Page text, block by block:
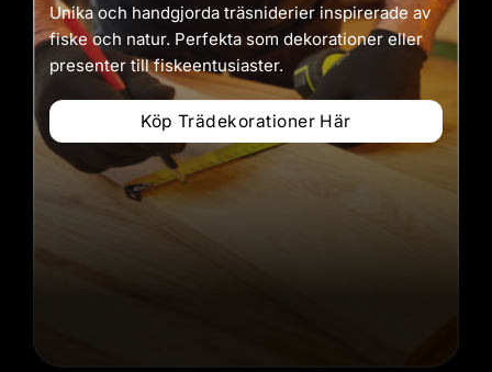
Unika och handgjorda träsniderier inspirerade av
fiske och natur. Perfekta som dekorationer eller
presenter till fiskeentusiaster.
Köp Trädekorationer Här